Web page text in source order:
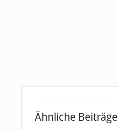
Ähnliche Beiträge